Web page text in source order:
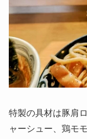
特製の具材は豚肩
ャーシュー、鶏モ